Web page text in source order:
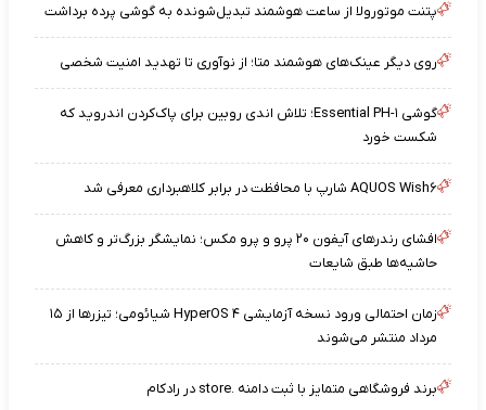
پتنت موتورولا از ساعت هوشمند تبدیل‌شونده به گوشی پرده برداشت
روی دیگر عینک‌های هوشمند متا؛ از نوآوری تا تهدید امنیت شخصی
گوشی Essential PH-۱؛ تلاش اندی روبین برای پاک‌کردن اندروید که
شکست خورد
AQUOS Wish۶ شارپ با محافظت در برابر کلاهبرداری معرفی شد
افشای رندرهای آیفون ۲۰ پرو و پرو مکس؛ نمایشگر بزرگ‌تر و کاهش
حاشیه‌ها طبق شایعات
زمان احتمالی ورود نسخه آزمایشی HyperOS ۴ شیائومی؛ تیزرها از ۱۵
مرداد منتشر می‌شوند
برند فروشگاهی متمایز با ثبت دامنه .store در رادکام